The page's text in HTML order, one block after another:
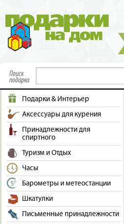
Поиск
подарка
Подарки & Интерьер
Аксессуары для курения
Принадлежности для
спиртного
Туризм и Отдых
Часы
Барометры и метеостанции
Шкатулки
Письменные принадлежности